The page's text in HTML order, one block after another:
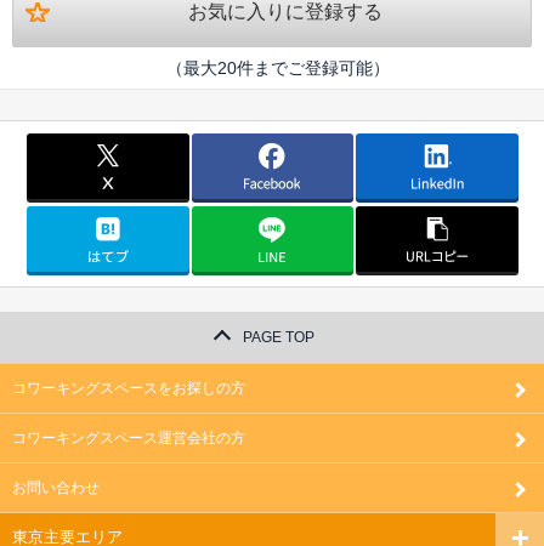
お気に入りに登録する
（最大20件までご登録可能）
PAGE TOP
コワーキングスペースをお探しの方
コワーキングスペース運営会社の方
お問い合わせ
東京主要エリア